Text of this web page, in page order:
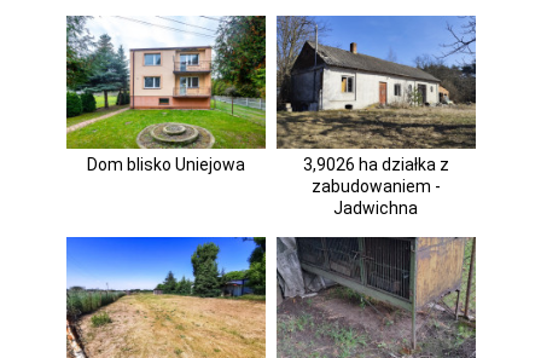
Dom blisko Uniejowa
3,9026 ha działka z
zabudowaniem -
Jadwichna